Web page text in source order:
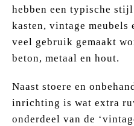
hebben een typische
kasten, vintage meubels
veel gebruik gemaakt
beton, metaal en hout.
Naast stoere en
inrichting is wat extra
onderdeel van de